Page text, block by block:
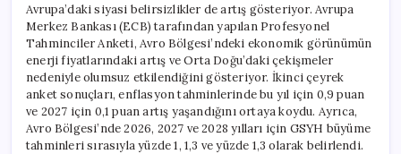
Avrupa’daki siyasi belirsizlikler de artış gösteriyor. Avrupa
Merkez Bankası (ECB) tarafından yapılan Profesyonel
Tahminciler Anketi, Avro Bölgesi’ndeki ekonomik görünümün
enerji fiyatlarındaki artış ve Orta Doğu’daki çekişmeler
nedeniyle olumsuz etkilendiğini gösteriyor. İkinci çeyrek
anket sonuçları, enflasyon tahminlerinde bu yıl için 0,9 puan
ve 2027 için 0,1 puan artış yaşandığını ortaya koydu. Ayrıca,
Avro Bölgesi’nde 2026, 2027 ve 2028 yılları için GSYH büyüme
tahminleri sırasıyla yüzde 1, 1,3 ve yüzde 1,3 olarak belirlendi.